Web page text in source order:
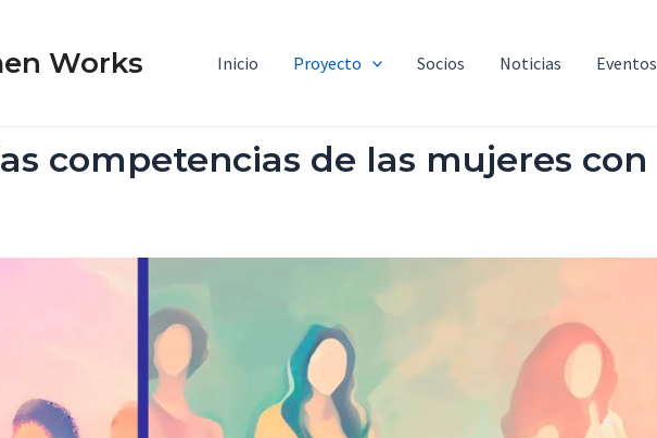
Works Inicio Proyecto Socios Noticias Eventos
competencias de las mujeres con